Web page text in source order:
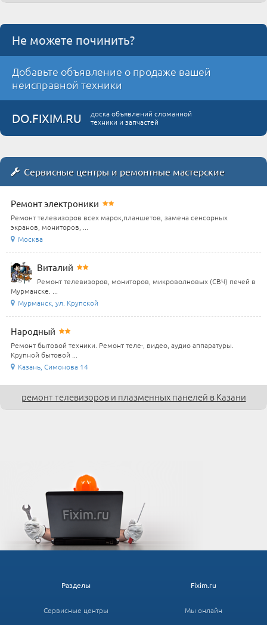
Не можете починить?
Добавьте объявление о продаже вашей
неисправной техники
DO.FIXIM.RU
доска объявлений сломанной
техники и запчастей
Сервисные центры и ремонтные мастерские
Ремонт электроники
Ремонт телевизоров всех марок,планшетов, замена сенсорных
экранов, мониторов, ...
Москва
Виталий
Ремонт телевизоров, мониторов, микроволновых (СВЧ) печей в
Мурманске. ...
Мурманск, ул. Крупской
Народный
Ремонт бытовой техники. Ремонт теле-, видео, аудио аппаратуры.
Крупной бытовой ...
Казань, Симонова 14
ремонт телевизоров и плазменных панелей в Казани
Fixim.ru
Мы онлайн
Разделы
Сервисные центры